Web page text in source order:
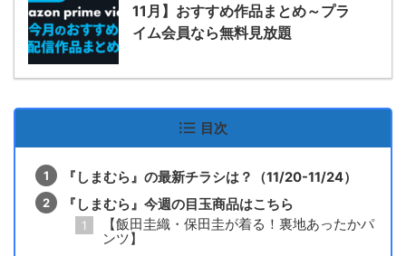
11月】おすすめ作品まとめ～プラ
イム会員なら無料見放題
目次
『しまむら』の最新チラシは？（11/20-11/24）
『しまむら』今週の目玉商品はこちら
【飯田圭織・保田圭が着る！裏地あったかパ
ンツ】